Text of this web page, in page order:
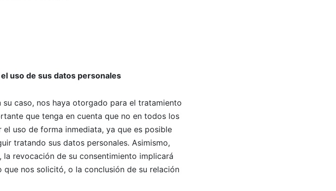
uso de sus datos personales
caso, nos haya otorgado para el tratamiento
que tenga en cuenta que no en todos los
uso de forma inmediata, ya que es posible
tratando sus datos personales. Asimismo,
revocación de su consentimiento implicará
nos solicitó, o la conclusión de su relación